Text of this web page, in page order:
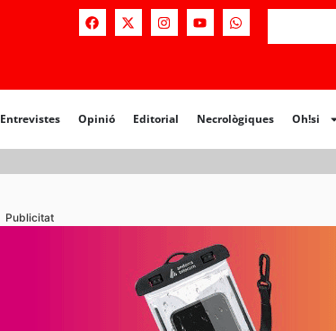
Entrevistes Opinió Editorial Necrològiques Oh!si
Opinió Editorial Necrològiques
Publicitat